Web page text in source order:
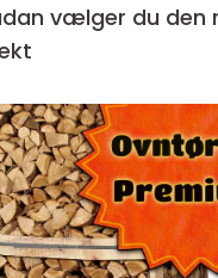
vælger du den